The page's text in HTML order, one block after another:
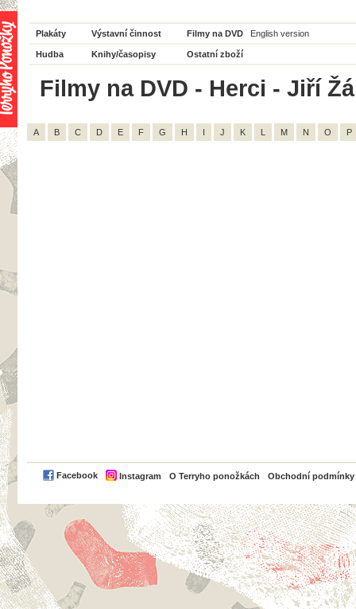
Plakáty Výstavní činnost Filmy na DVD English version
Hudba Knihy/časopisy Ostatní zboží
Filmy na DVD - Herci - Jiří
A B C D E F G H I J K L M N O P
Facebook Instagram O Terryho ponožkách Obchodní podmínky
PayPal